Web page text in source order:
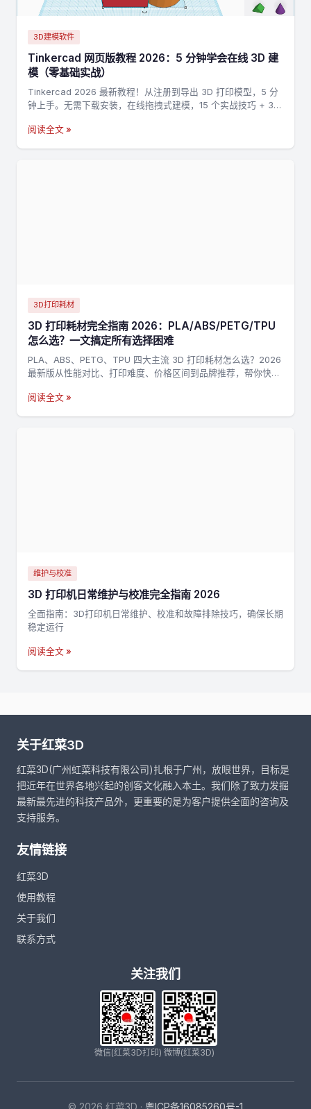
3D建模软件
Tinkercad 网页版教程 2026：5 分钟学会在线 3D 建
模（零基础实战）
Tinkercad 2026 最新教程！从注册到导出 3D 打印模型，5 分
钟上手。无需下载安装，在线拖拽式建模，15 个实战技巧 + 3
阅读全文 »
3D打印耗材
3D 打印耗材完全指南 2026：PLA/ABS/PETG/TPU
怎么选？一文搞定所有选择困难
PLA、ABS、PETG、TPU 四大主流 3D 打印耗材怎么选？2026
最新版从性能对比、打印难度、价格区间到品牌推荐，帮你快速
阅读全文 »
维护与校准
3D 打印机日常维护与校准完全指南 2026
全面指南：3D打印机日常维护、校准和故障排除技巧，确保长期
稳定运行
阅读全文 »
关于红菜3D
红菜3D(广州虹菜科技有限公司)扎根于广州，放眼世界，目标是
把近年在世界各地兴起的创客文化融入本土。我们除了致力发掘
最新最先进的科技产品外，更重要的是为客户提供全面的咨询及
支持服务。
友情链接
红菜3D
使用教程
关于我们
联系方式
关注我们
微信(红菜3D打印) 微博(红菜3D)
© 2026 红菜3D · 粤ICP备16085260号-1